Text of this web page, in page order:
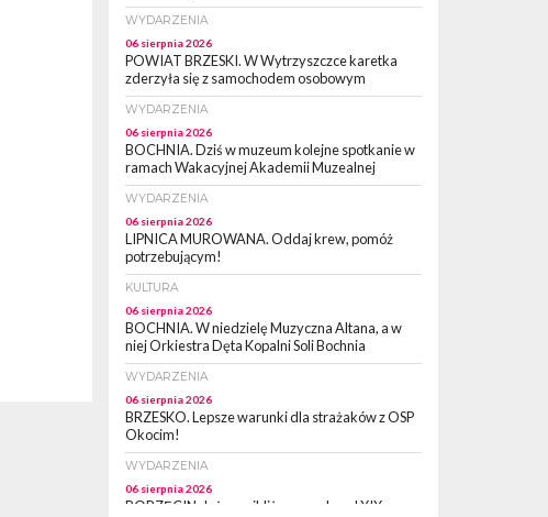
WYDARZENIA
06 sierpnia 2026
POWIAT BRZESKI. W Wytrzyszczce karetka
zderzyła się z samochodem osobowym
WYDARZENIA
06 sierpnia 2026
BOCHNIA. Dziś w muzeum kolejne spotkanie w
ramach Wakacyjnej Akademii Muzealnej
WYDARZENIA
06 sierpnia 2026
LIPNICA MUROWANA. Oddaj krew, pomóż
potrzebującym!
KULTURA
06 sierpnia 2026
BOCHNIA. W niedzielę Muzyczna Altana, a w
niej Orkiestra Dęta Kopalni Soli Bochnia
WYDARZENIA
06 sierpnia 2026
BRZESKO. Lepsze warunki dla strażaków z OSP
Okocim!
WYDARZENIA
06 sierpnia 2026
BORZĘCIN. Już w najbliższy weekend XIX